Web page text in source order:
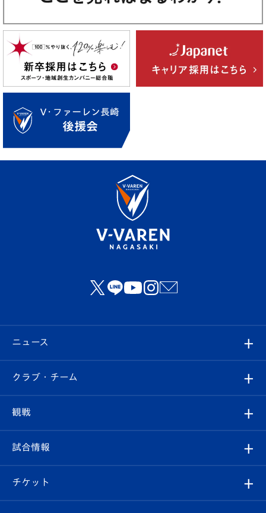
ニュース
すべて
クラブ
試合情報
クラブ・チーム
クラブ概要
エンブレム紹介
観戦
観戦ルール
はじめての観戦ガイド
試合情報
試合日程/結果
チケット